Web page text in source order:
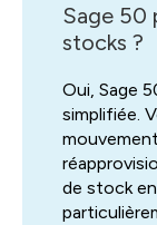
Sage 50
stocks ?
Oui, Sage
simplifiée.
de stock